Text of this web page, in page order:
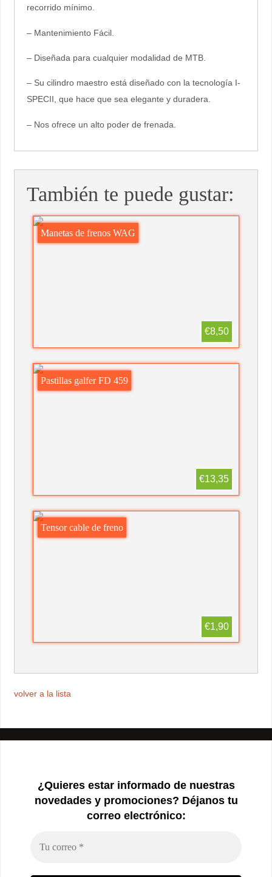
recorrido mínimo.
– Mantenimiento Fácil.
– Diseñada para cualquier modalidad de MTB.
– Su cilindro maestro está diseñado con la tecnología I-
SPECII, que hace que sea elegante y duradera.
– Nos ofrece un alto poder de frenada.
También te puede gustar:
Manetas de frenos WAG
€8,50
Pastillas galfer FD 459
€13,35
Tensor cable de freno
€1,90
volver a la lista
¿Quieres estar informado de nuestras
novedades y promociones? Déjanos tu
correo electrónico: